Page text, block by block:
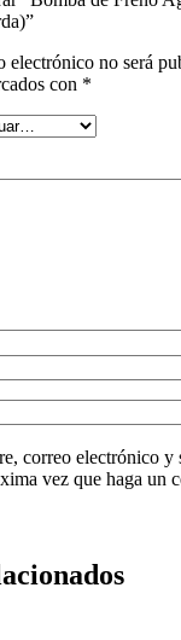
electrónico no será
con *
correo electrónico y
vez que haga un